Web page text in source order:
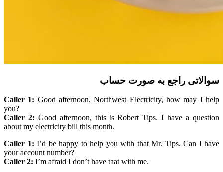
سوالاتی راجع به صورت حساب
Caller 1: Good afternoon, Northwest Electricity, how may I help
you?
Caller 2: Good afternoon, this is Robert Tips. I have a question
about my electricity bill this month.
Caller 1: I’d be happy to help you with that Mr. Tips. Can I have
your account number?
Caller 2: I’m afraid I don’t have that with me.